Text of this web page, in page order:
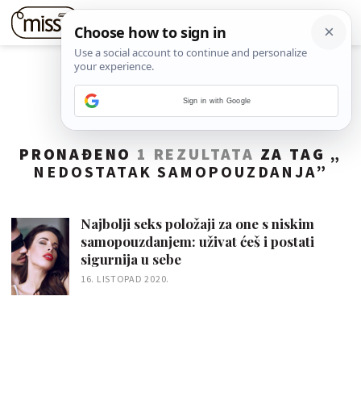
PRONAĐENO 1 REZULTATA ZA TAG „
NEDOSTATAK SAMOPOUZDANJA”
Najbolji seks položaji za one s niskim
samopouzdanjem: uživat ćeš i postati
sigurnija u sebe
16. LISTOPAD 2020.
Sign in with Google